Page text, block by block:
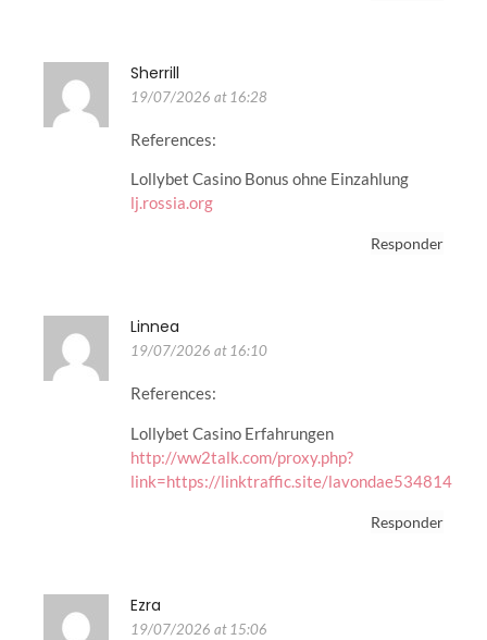
Sherrill
19/07/2026 at 16:28
References:
Lollybet Casino Bonus ohne Einzahlung
lj.rossia.org
Responder
Linnea
19/07/2026 at 16:10
References:
Lollybet Casino Erfahrungen
http://ww2talk.com/proxy.php?
link=https://linktraffic.site/lavondae534814
Responder
Ezra
19/07/2026 at 15:06